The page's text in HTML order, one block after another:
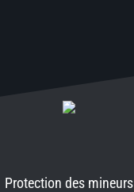
Protection des mineurs